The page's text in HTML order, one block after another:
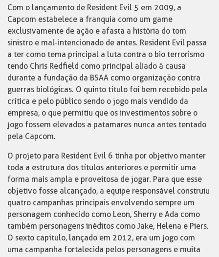
Com o lançamento de Resident Evil 5 em 2009, a
Capcom estabelece a franquia como um game
exclusivamente de ação e afasta a história do tom
sinistro e mal-intencionado de antes. Resident Evil passa
a ter como tema principal a luta contra o bio terrorismo
tendo Chris Redfield como principal aliado à causa
durante a fundação da BSAA como organização contra
guerras biológicas. O quinto título foi bem recebido pela
crítica e pelo público sendo o jogo mais vendido da
empresa, o que permitiu que os investimentos sobre o
jogo fossem elevados a patamares nunca antes tentado
pela Capcom.
O projeto para Resident Evil 6 tinha por objetivo manter
toda a estrutura dos títulos anteriores e permitir uma
forma mais ampla e proveitosa de jogar. Para que esse
objetivo fosse alcançado, a equipe responsável construiu
quatro campanhas principais envolvendo sempre um
personagem conhecido como Leon, Sherry e Ada como
também personagens inéditos como Jake, Helena e Piers.
O sexto capítulo, lançado em 2012, era um jogo com
uma campanha fortalecida pelos personagens e muita